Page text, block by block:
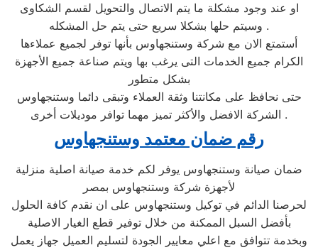
او عند وجود مشكلة ما يتم الاتصال والتحويل لقسم الشكاوى
وسيتم حلها بشكلا سريع حتى يتم حل المشكله .
أستمتع الان مع شركة وستنجهاوس بأنها توفر لجميع عملاءها
الكرام جميع الخدمات التى يرغب بها ويتم صناعة جميع الأجهزة
بشكل متطور
حتى نحافظ على مكانتنا وثقة العملاء وتبقى دائما وستنجهاوس
الشركة الافضل والأكثر تميز مهما توافر موديلات أخرى .
رقم ضمان معتمد وستنجهاوس
ضمان صيانة وستنجهاوس يوفر لكم خدمة صيانة اصلية منزلية
لأجهزة شركة وستنجهاوس بمصر
لحرصنا الدائم في توكيل وستنجهاوس على ان نقدم كافة الحلول
بأفضل السبل الممكنة من خلال توفير قطع الغيار الاصلية
وبخدمة تتوافق مع اعلي معايير الجودة لتسليم العميل جهاز يعمل